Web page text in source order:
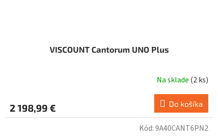
VISCOUNT Cantorum UNO Plus
Na sklade (2 ks)
2 198,99 € Do košíka
Kód:9A40CANT6PN2